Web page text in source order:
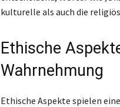
kulturelle als auch die
Ethische
Wahrnehmung
Ethische Aspekte spielen